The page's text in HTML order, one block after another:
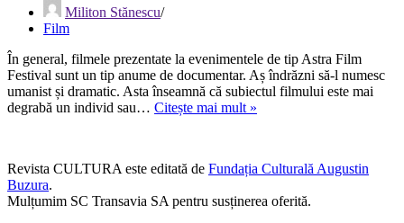
Militon Stănescu
Film
În general, filmele prezentate la evenimentele de tip Astra Film
Festival sunt un tip anume de documentar. Aș îndrăzni să-l numesc
umanist și dramatic. Asta înseamnă că subiectul filmului este mai
degrabă un individ sau… Citește mai mult »
fi
societatea.
Revista CULTURA este editată de Fundația Culturală Augustin
Buzura.
Mulțumim SC Transavia SA pentru susținerea oferită.